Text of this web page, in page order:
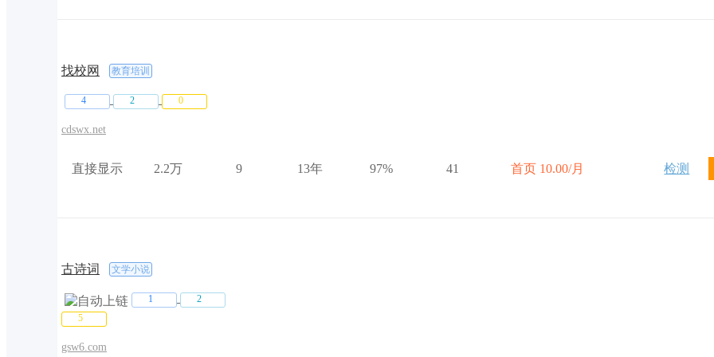
找校网 教育培训
4 2 0
cdswx.net
直接显示 2.2万 9 13年 97% 41 首页 10.00/月 检测
古诗词 文学小说
1
2
5
gsw6.com